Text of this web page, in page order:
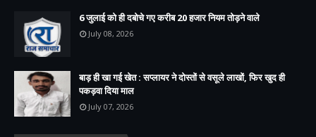
6 जुलाई को ही दबोचे गए करीब 20 हजार नियम तोड़ने वाले
July 08, 2026
बाड़ ही खा गई खेत : सप्लायर ने दोस्तों से वसूले लाखों, फिर खुद ही
पकड़वा दिया माल
July 07, 2026